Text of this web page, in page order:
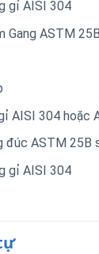
gỉ AISI 304
Gang ASTM
AISI 304 hoặc
đúc ASTM 25B
gỉ AISI 304